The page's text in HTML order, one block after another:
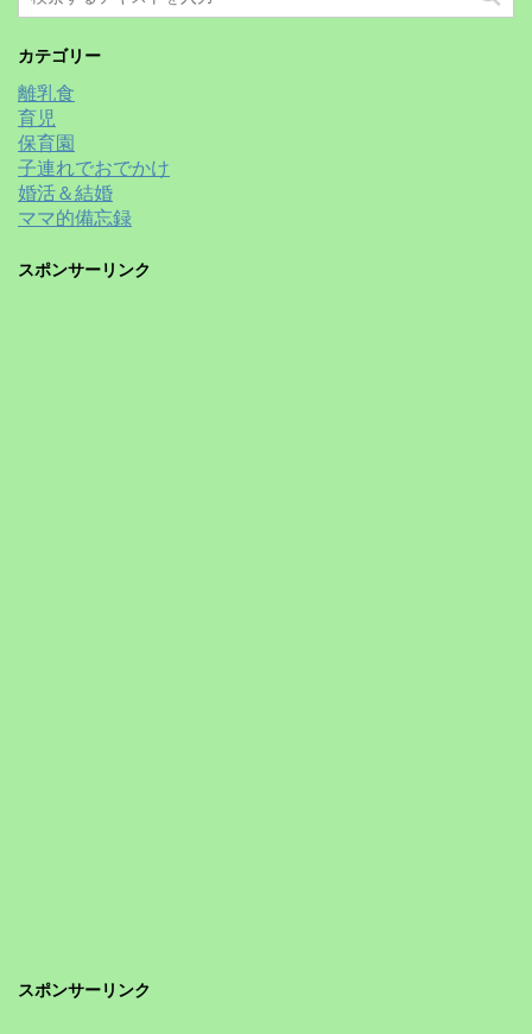
カテゴリー
離乳食
育児
保育園
子連れでおでかけ
婚活＆結婚
ママ的備忘録
スポンサーリンク
スポンサーリンク